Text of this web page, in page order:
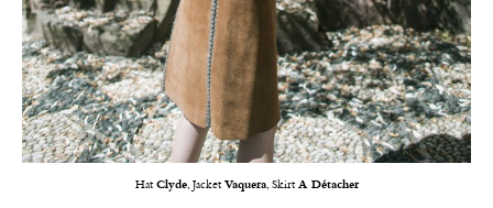
Hat Clyde, Jacket Vaquera, Skirt A Détacher